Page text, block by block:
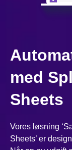
med
Sheets
Vores løsning
Sheets’ er